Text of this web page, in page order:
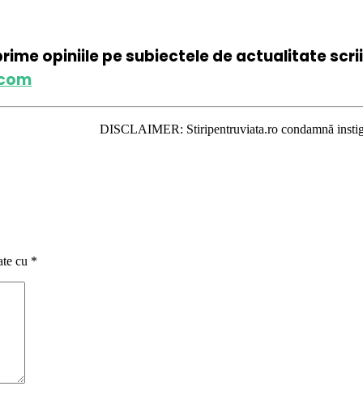
opiniile pe subiectele de actualitate
DISCLAIMER: Stiripentruviata.ro condamnă instigarea la
cu *